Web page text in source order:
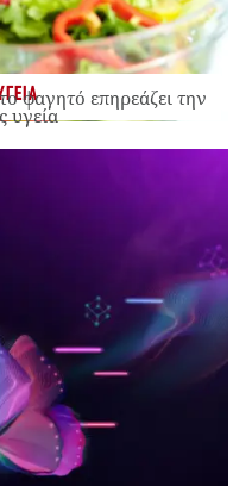
φαγητό επηρεάζει την
υγεία